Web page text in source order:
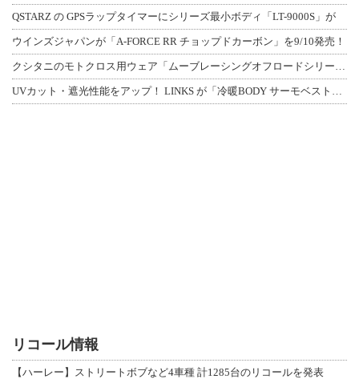
QSTARZ の GPSラップタイマーにシリーズ最小ボディ「LT-9000S」が
ウインズジャパンが「A-FORCE RR チョップドカーボン」を9/10発売！
リコール情報
【ハーレー】ストリートボブなど4車種 計1285台のリコールを発表